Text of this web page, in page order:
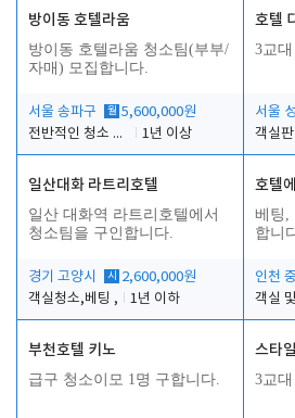
방이동 호텔라움
방이동 호텔라움 청소팀(부부/
자매) 모집합니다.
서울 송파구 월 5,600,000원
전반적인 청소 업무(객실청소.객실정리)
1년 이상
호텔
3교
서울
일산대화 라트리호텔
일산 대화역 라트리호텔에서
청소팀을 구인합니다.
경기 고양시 시
2,600,000원
객실청소,베팅 ,
1년 이하
호텔
베팅,
합니
인천
객실
부천호텔 키노
급구 청소이모 1명 구합니다.
스타
3교